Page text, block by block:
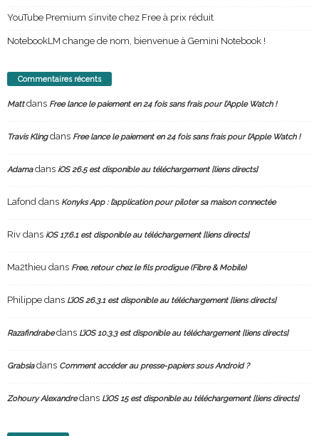
YouTube Premium s’invite chez Free à prix réduit
NotebookLM change de nom, bienvenue à Gemini Notebook !
Commentaires récents
Mattdans Free lance le paiement en 24 fois sans frais pour l’Apple Watch !
Travis Klingdans Free lance le paiement en 24 fois sans frais pour l’Apple Watch !
Adamadans iOS 26.5 est disponible au téléchargement [liens directs]
Lafond dans Konyks App : l’application pour piloter sa maison connectée
Riv dans iOS 17.6.1 est disponible au téléchargement [liens directs]
Ma2thieu dans Free, retour chez le fils prodigue (Fibre & Mobile)
Philippe dans L’iOS 26.3.1 est disponible au téléchargement [liens directs]
Razafindrabedans L’iOS 10.3.3 est disponible au téléchargement [liens directs]
Grabsiadans Comment accéder au presse-papiers sous Android ?
Zohoury Alexandredans L’iOS 15 est disponible au téléchargement [liens directs]